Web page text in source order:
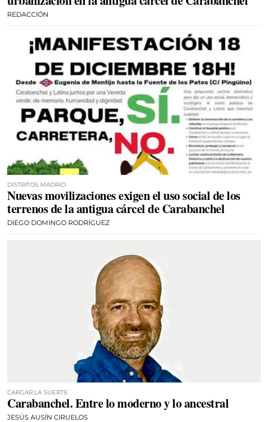
REDACCIÓN
DISTRITOS MADRID
Nuevas movilizaciones exigen el uso social de los
terrenos de la antigua cárcel de Carabanchel
DIEGO DOMINGO RODRÍGUEZ
CARGAR LA SUERTE
Carabanchel. Entre lo moderno y lo ancestral
JESÚS AUSÍN CIRUELOS